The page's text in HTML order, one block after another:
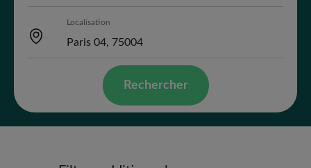
Localisation
Rechercher